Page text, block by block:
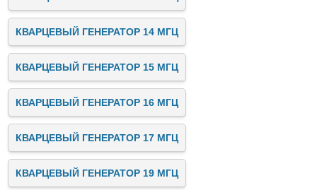
КВАРЦЕВЫЙ ГЕНЕРАТОР 14 МГЦ
КВАРЦЕВЫЙ ГЕНЕРАТОР 15 МГЦ
КВАРЦЕВЫЙ ГЕНЕРАТОР 16 МГЦ
КВАРЦЕВЫЙ ГЕНЕРАТОР 17 МГЦ
КВАРЦЕВЫЙ ГЕНЕРАТОР 19 МГЦ